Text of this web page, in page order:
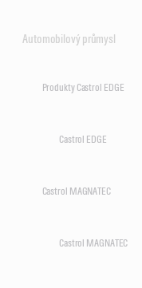
Automobilový průmysl
Produkty Castrol EDGE
Castrol EDGE
Castrol MAGNATEC
Castrol MAGNATEC